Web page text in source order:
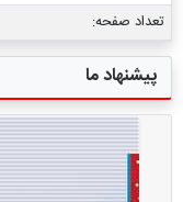
تعداد صفحه:
پیشنهاد ما